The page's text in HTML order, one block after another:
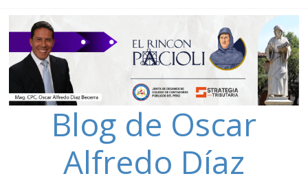
Blog de Oscar
Alfredo Díaz